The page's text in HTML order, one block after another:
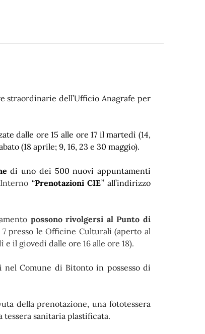
straordinarie dell’Ufficio Anagrafe per
dalle ore 15 alle ore 17 il martedì (14,
(18 aprile; 9, 16, 23 e 30 maggio).
di uno dei 500 nuovi appuntamenti
“Prenotazioni CIE”all’indirizzo
possono rivolgersi al Punto di
presso le Officine Culturali (aperto al
il giovedì dalle ore 16 alle ore 18).
nel Comune di Bitonto in possesso di
della prenotazione, una fototessera
sanitaria plastificata.